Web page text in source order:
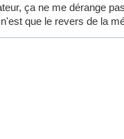
ça ne me dérange
que le revers de la